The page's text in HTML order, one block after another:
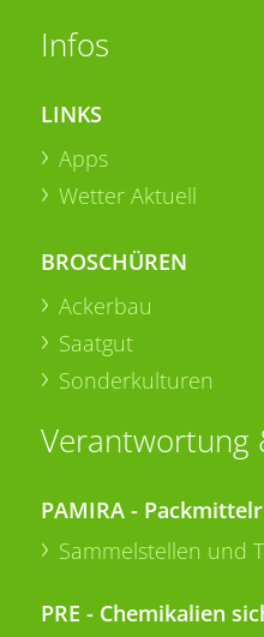
Infos
LINKS
Apps
Wetter Aktuell
BROSCHÜREN
Ackerbau
Saatgut
Sonderkulturen
Verantwortung
PAMIRA -
Sammelstellen und
PRE - Chemikalien